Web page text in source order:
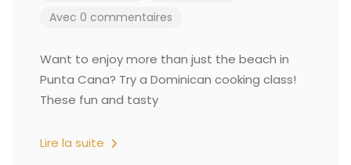
Avec 0 commentaires
Want to enjoy more than just the beach in
Punta Cana? Try a Dominican cooking class!
These fun and tasty
Lire la suite